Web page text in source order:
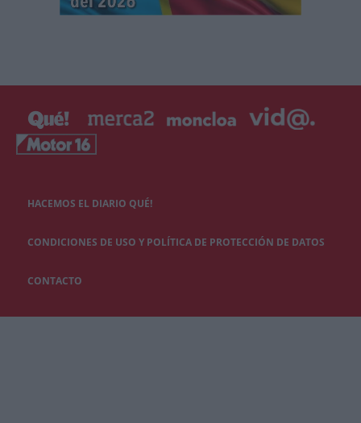
HACEMOS EL DIARIO QUÉ!
CONDICIONES DE USO Y POLÍTICA DE PROTECCIÓN DE DATOS
CONTACTO